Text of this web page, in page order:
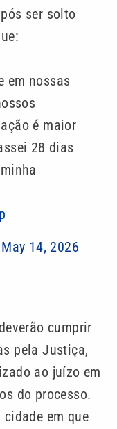
ser solto
em nossas
é maior
28 dias
May 14, 2026
cumprir
pela Justiça,
ao juízo em
do processo.
em que